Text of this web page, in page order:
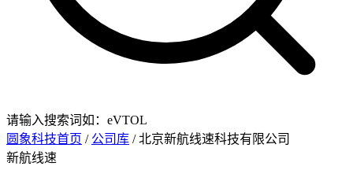
请输入搜索词如：eVTOL
圆象科技首页 / 公司库 / 北京新航线速科技有限公司
新航线速